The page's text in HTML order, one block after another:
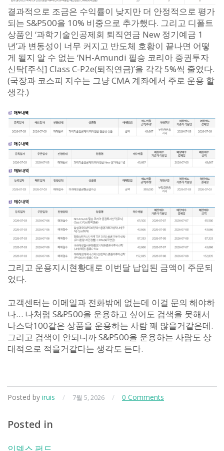
결과적으로 조금은 수익률이 낮지만 더 안정적으로 평가
되는 S&P500을 10% 비중으로 추가했다. 그리고 디폴트
상품인 ‘과학기술인공제회 퇴직연금 New 정기예금 1
년’과 변동성이 너무 커지고 반도체 호황이 끝나면 어떻
게 될지 알 수 없는 ‘NH-Amundi 필승 코리아 증권투자
신탁[주식] Class C-P2e(퇴직연금)’을 각각 5%씩 줄였다.
(국장과 코스피 지수는 그냥 CMA 계좌에서 주로 운용 할
생각.)
그리고 운용지시현황대로 이번달 납입된 금액이 주문되
었다.
고객센터는 이메일과 전화밖에 없는데 이걸 문의 해야하
나… 나처럼 S&P500을 운용하고 싶어도 검색을 못해서
나스닥100같은 상품을 운용하는 사람 꽤 많을거같은데.
그리고 검색이 안되니까 S&P500을 운용하는 사람도 상
대적으로 적을거같다는 생각도 든다.
Posted by iruis / 7월 5, 2026 / 0 Comments
Posted in
인덱스 펀드